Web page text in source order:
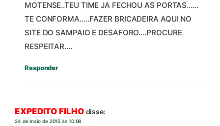
MOTENSE..TEU TIME JA FECHOU AS PORTAS……
TE CONFORMA…..FAZER BRICADEIRA AQUI NO
SITE DO SAMPAIO E DESAFORO….PROCURE
RESPEITAR….
Responder
EXPEDITO FILHO disse:
24 de maio de 2015 às 10:08